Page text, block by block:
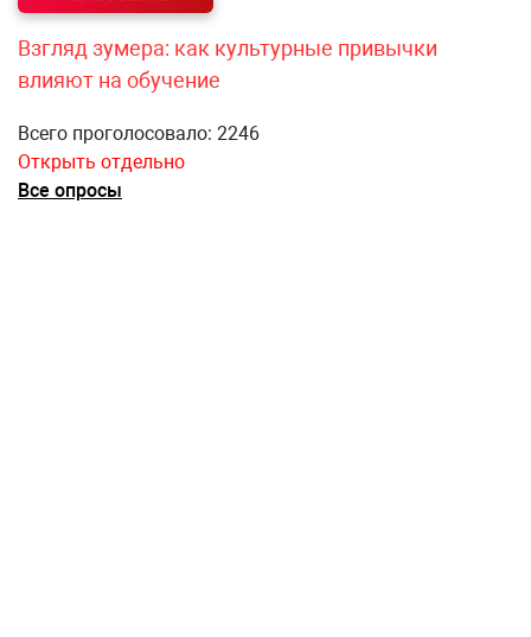
Взгляд зумера: как культурные привычки
влияют на обучение
Всего проголосовало: 2246
Открыть отдельно
Все опросы